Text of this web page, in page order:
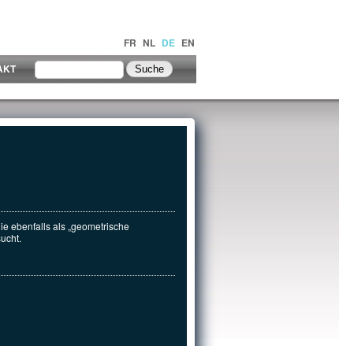
FR NL DE EN
ebenfalls als „geometrische